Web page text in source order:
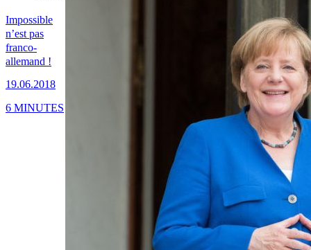
Impossible
n’est pas
franco-
allemand !
19.06.2018
6 MINUTES